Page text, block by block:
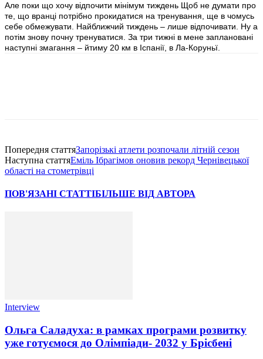
Але поки що хочу відпочити мінімум тиждень Щоб не думати про
те, що вранці потрібно прокидатися на тренування, ще в чомусь
себе обмежувати. Найближчий тиждень – лише відпочивати. Ну а
потім знову почну тренуватися. За три тижні в мене заплановані
наступні змагання – йтиму 20 км в Іспанії, в Ла-Коруньї.
Попередня статтяЗапорізькі атлети розпочали літній сезон
Наступна статтяЕміль Ібрагімов оновив рекорд Чернівецької
області на стометрівці
ПОВ'ЯЗАНІ СТАТТІБІЛЬШЕ ВІД АВТОРА
Interview
Ольга Саладуха: в рамках програми розвитку
уже готуємося до Олімпіади- 2032 у Брісбені